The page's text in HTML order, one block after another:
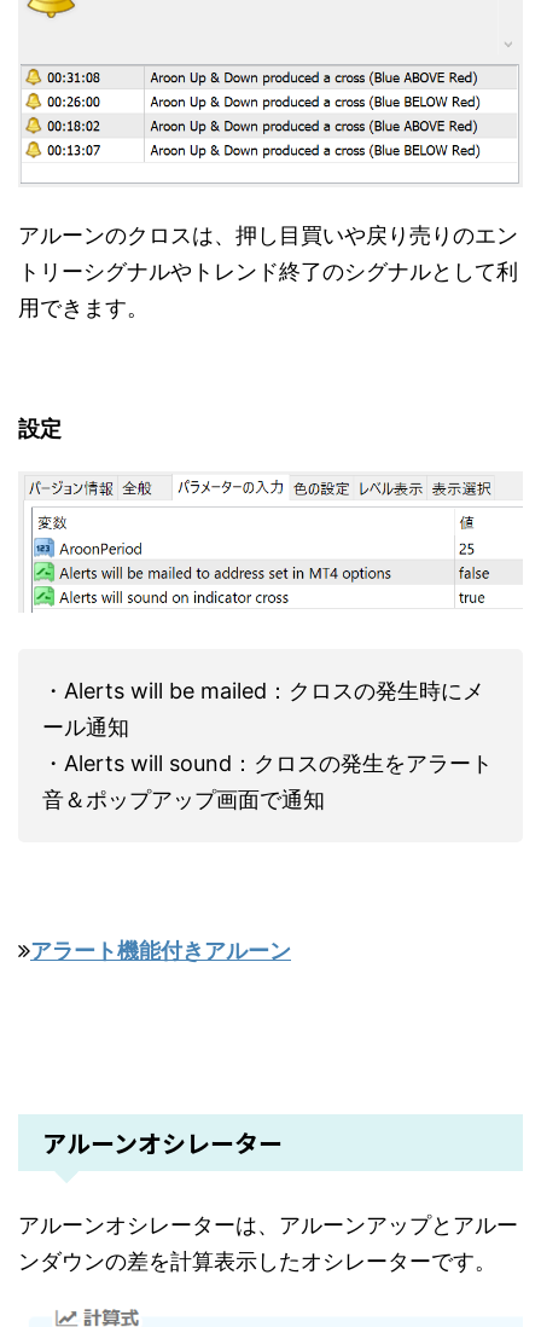
アルーンのクロスは、押し目買いや戻り売りのエン
トリーシグナルやトレンド終了のシグナルとして利
用できます。
設定
・Alerts will be mailed：クロスの発生時にメ
ール通知
・Alerts will sound：クロスの発生をアラート
音＆ポップアップ画面で通知
アラート機能付きアルーン
アルーンオシレーター
アルーンオシレーターは、アルーンアップとアルー
ンダウンの差を計算表示したオシレーターです。